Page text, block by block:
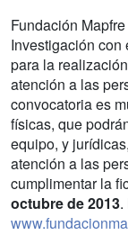
Fundación
Investigación
para la
atención a las
convocatoria es
físicas, que
equipo, y
atención a las
cumplimentar la
octubre de 2013.